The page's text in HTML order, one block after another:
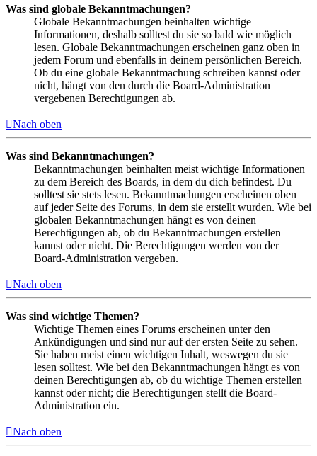
Was sind globale Bekanntmachungen?
Globale Bekanntmachungen beinhalten wichtige
Informationen, deshalb solltest du sie so bald wie möglich
lesen. Globale Bekanntmachungen erscheinen ganz oben in
jedem Forum und ebenfalls in deinem persönlichen Bereich.
Ob du eine globale Bekanntmachung schreiben kannst oder
nicht, hängt von den durch die Board-Administration
vergebenen Berechtigungen ab.
Nach oben
Was sind Bekanntmachungen?
Bekanntmachungen beinhalten meist wichtige Informationen
zu dem Bereich des Boards, in dem du dich befindest. Du
solltest sie stets lesen. Bekanntmachungen erscheinen oben
auf jeder Seite des Forums, in dem sie erstellt wurden. Wie bei
globalen Bekanntmachungen hängt es von deinen
Berechtigungen ab, ob du Bekanntmachungen erstellen
kannst oder nicht. Die Berechtigungen werden von der
Board-Administration vergeben.
Nach oben
Was sind wichtige Themen?
Wichtige Themen eines Forums erscheinen unter den
Ankündigungen und sind nur auf der ersten Seite zu sehen.
Sie haben meist einen wichtigen Inhalt, weswegen du sie
lesen solltest. Wie bei den Bekanntmachungen hängt es von
deinen Berechtigungen ab, ob du wichtige Themen erstellen
kannst oder nicht; die Berechtigungen stellt die Board-
Administration ein.
Nach oben